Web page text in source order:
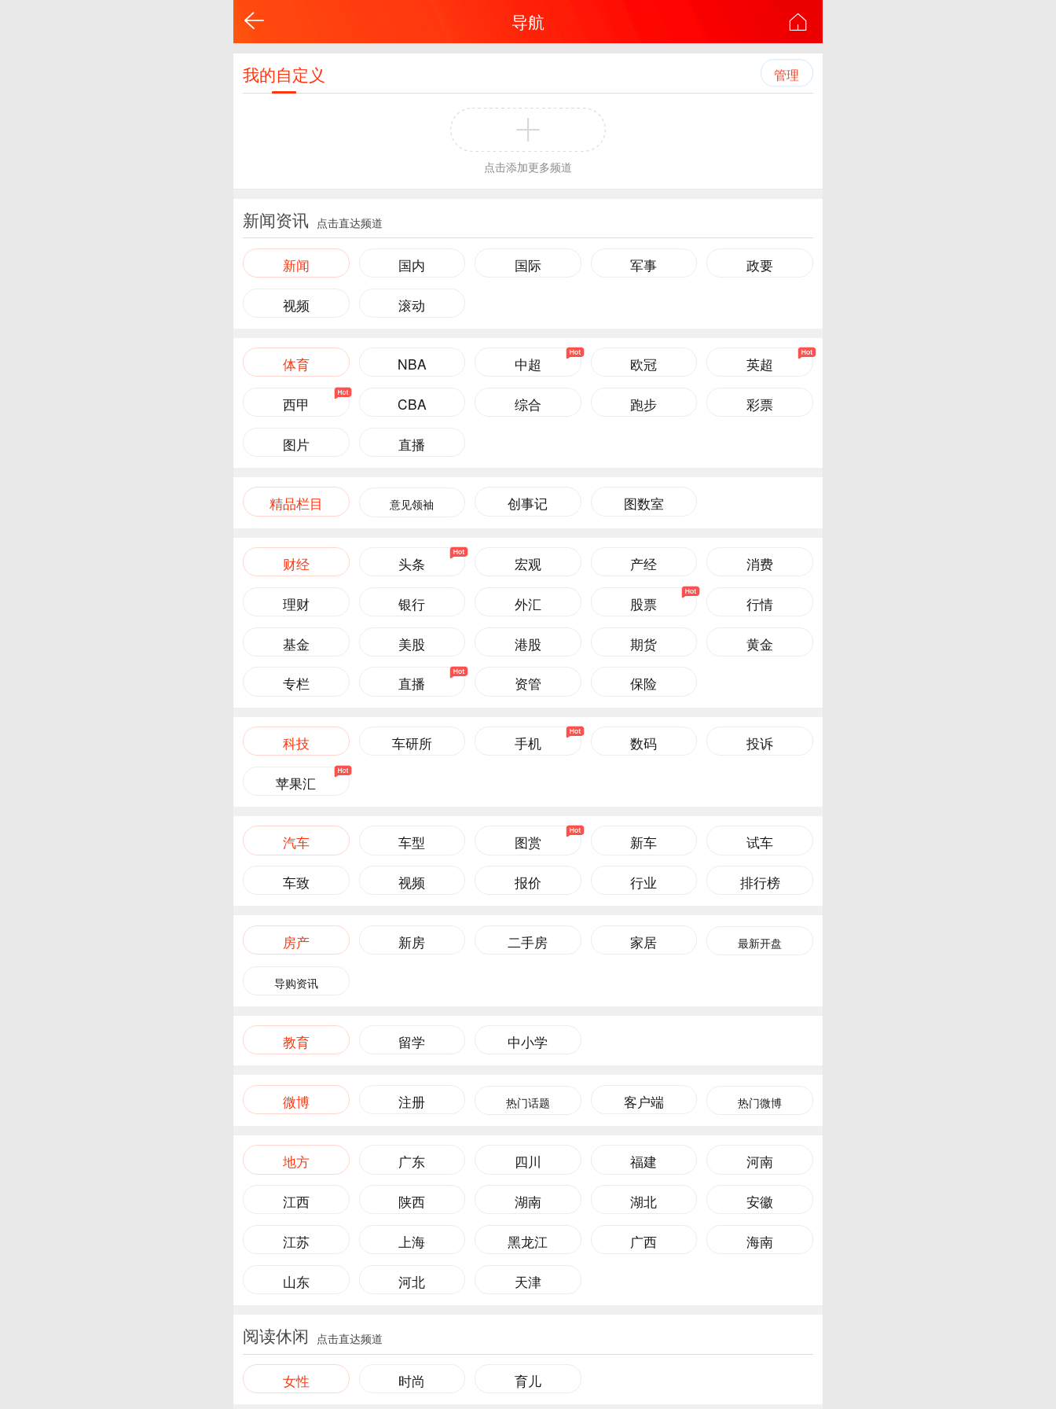
导航
我的自定义 管理
点击添加更多频道
新闻资讯 点击直达频道
新闻 国内 国际 军事 政要
视频 滚动
体育 NBA 中超 欧冠 英超
西甲 CBA 综合 跑步 彩票
图片 直播
精品栏目 意见领袖 创事记 图数室
财经 头条 宏观 产经 消费
理财 银行 外汇 股票 行情
基金 美股 港股 期货 黄金
专栏 直播 资管 保险
科技 车研所 手机 数码 投诉
苹果汇
汽车 车型 图赏 新车 试车
车致 视频 报价 行业 排行榜
房产 新房 二手房 家居 最新开盘
导购资讯
教育 留学 中小学
微博 注册 热门话题 客户端 热门微博
地方 广东 四川 福建 河南
江西 陕西 湖南 湖北 安徽
江苏 上海 黑龙江 广西 海南
山东 河北 天津
阅读休闲 点击直达频道
女性 时尚 育儿